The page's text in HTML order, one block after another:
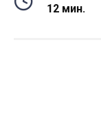
12 мин.